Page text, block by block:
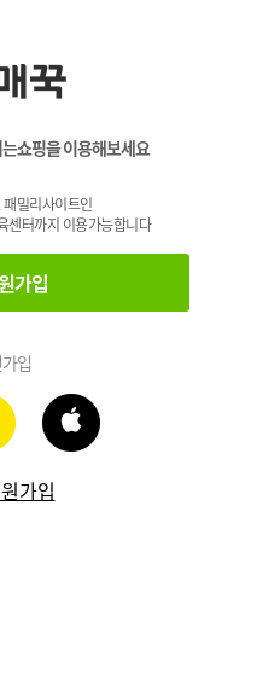
쇼핑을 이용해보세요
밀리사이트인
센터까지 이용가능합니다
가입
입
가입